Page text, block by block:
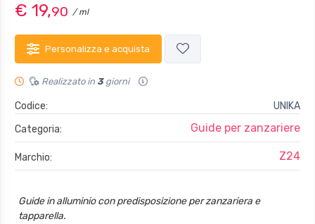
€ 19,90 / ml
Personalizza e acquista
Realizzato in 3giorni
Codice:
UNIKA
Categoria:
Guide per zanzariere
Marchio: Z24
Guide in alluminio con predisposizione per zanzariera e
tapparella.